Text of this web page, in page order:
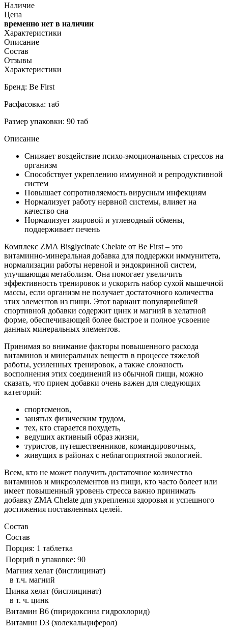
Наличие
Цена
временно нет в наличии
Характеристики
Описание
Состав
Отзывы
Характеристики
Бренд: Be First
Расфасовка: таб
Размер упаковки: 90 таб
Описание
Снижает воздействие психо-эмоциональных стрессов на
организм
Способствует укреплению иммунной и репродуктивной
систем
Повышает сопротивляемость вирусным инфекциям
Нормализует работу нервной системы, влияет на
качество сна
Нормализует жировой и углеводный обмены,
поддерживает печень
Комплекс ZMA Bisglycinate Chelate от Be First – это
витаминно-минеральная добавка для поддержки иммунитета,
нормализации работы нервной и эндокринной систем,
улучшающая метаболизм. Она помогает увеличить
эффективность тренировок и ускорить набор сухой мышечной
массы, если организм не получает достаточного количества
этих элементов из пищи. Этот вариант популярнейшей
спортивной добавки содержит цинк и магний в хелатной
форме, обеспечивающей более быстрое и полное усвоение
данных минеральных элементов.
Принимая во внимание факторы повышенного расхода
витаминов и минеральных веществ в процессе тяжелой
работы, усиленных тренировок, а также сложность
восполнения этих соединений из обычной пищи, можно
сказать, что прием добавки очень важен для следующих
категорий:
спортсменов,
занятых физическим трудом,
тех, кто старается похудеть,
ведущих активный образ жизни,
туристов, путешественников, командировочных,
живущих в районах с неблагоприятной экологией.
Всем, кто не может получить достаточное количество
витаминов и микроэлементов из пищи, кто часто болеет или
имеет повышенный уровень стресса важно принимать
добавку ZMA Chelate для укрепления здоровья и успешного
достижения поставленных целей.
Состав
Состав
Порция: 1 таблетка
Порций в упаковке: 90
Магния хелат (бисглицинат)
в т.ч. магний
Цинка хелат (бисглицинат)
в т. ч. цинк
Витамин B6 (пиридоксина гидрохлорид)
Витамин D3 (холекальциферол)